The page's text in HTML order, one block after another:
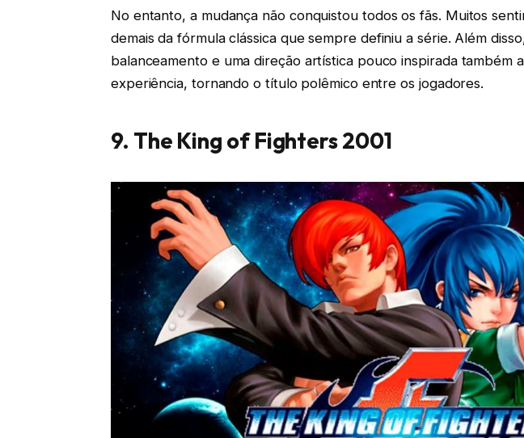
No entanto, a mudança não conquistou todos os fãs. Muitos
demais da fórmula clássica que sempre definiu a série. Além
balanceamento e uma direção artística pouco inspirada também
experiência, tornando o título polêmico entre os jogadores.
9. The King of Fighters 2001